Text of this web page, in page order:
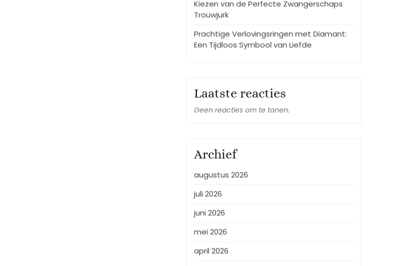
Kiezen van de Perfecte Zwangerschaps
Trouwjurk
Prachtige Verlovingsringen met Diamant:
Een Tijdloos Symbool van Liefde
Laatste reacties
Geen reacties om te tonen.
Archief
augustus 2026
juli 2026
juni 2026
mei 2026
april 2026